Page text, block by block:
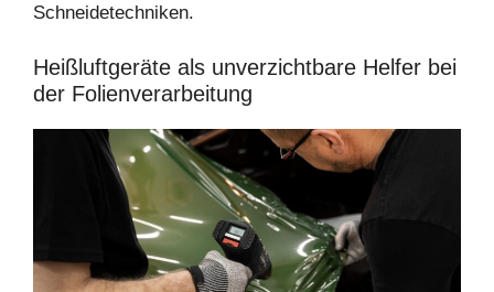
Schneidetechniken.
Heißluftgeräte als unverzichtbare Helfer bei
der Folienverarbeitung